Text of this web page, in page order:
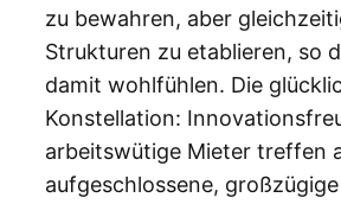
zu bewahren, aber
Strukturen zu etablieren, so
damit wohlfühlen. Die
Konstellation:
arbeitswütige Mieter treffen
aufgeschlossene,